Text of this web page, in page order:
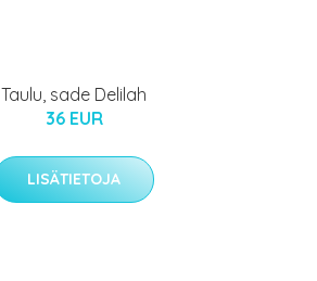
Taulu, sade Delilah
36 EUR
LISÄTIETOJA